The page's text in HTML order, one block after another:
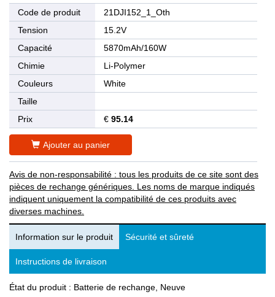
Code de produit
21DJI152_1_Oth
Tension
15.2V
Capacité
5870mAh/160W
Chimie
Li-Polymer
Couleurs
White
Taille
Prix
€ 95.14
Ajouter au panier
Avis de non-responsabilité : tous les produits de ce site sont des
pièces de rechange génériques. Les noms de marque indiqués
indiquent uniquement la compatibilité de ces produits avec
diverses machines.
Information sur le produit Sécurité et sûreté
Instructions de livraison
État du produit : Batterie de rechange, Neuve